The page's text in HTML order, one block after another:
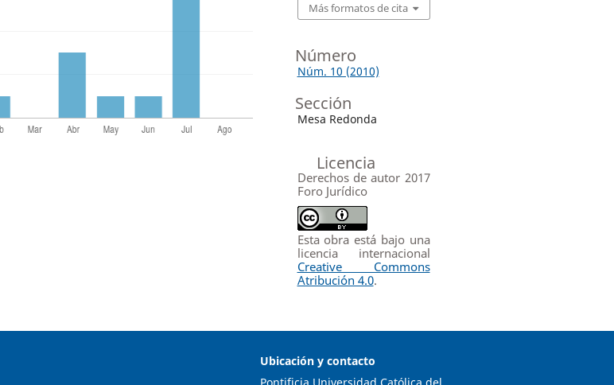
Más formatos de cita
Número
Núm. 10 (2010)
Sección
Mesa Redonda
Licencia
Derechos de autor 2017
Foro Jurídico
Esta obra está bajo una
licencia internacional
Creative Commons
Atribución 4.0.
Ubicación y contacto